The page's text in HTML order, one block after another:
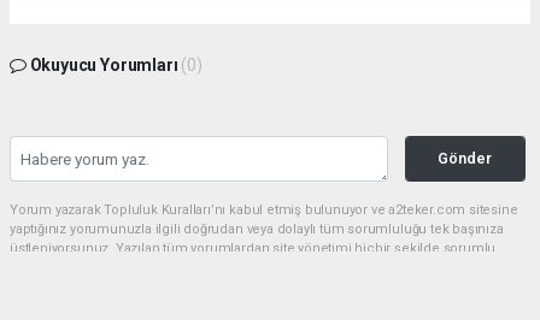
Okuyucu Yorumları (0)
Gönder
Yorum yazarak Topluluk Kuralları’nı kabul etmiş bulunuyor ve a2teker.com sitesine
yaptığınız yorumunuzla ilgili doğrudan veya dolaylı tüm sorumluluğu tek başınıza
üstleniyorsunuz. Yazılan tüm yorumlardan site yönetimi hiçbir şekilde sorumlu